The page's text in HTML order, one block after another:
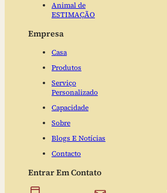
Animal de
ESTIMAÇÃO
Empresa
Casa
Produtos
Serviço
Personalizado
Capacidade
Sobre
Blogs E Notícias
Contacto
Entrar Em Contato